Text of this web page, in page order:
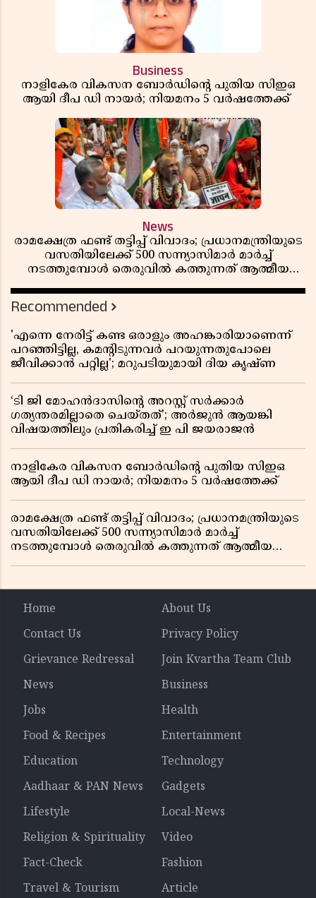
Business
നാളികേര വികസന ബോർഡിൻ്റെ പുതിയ സിഇഒ
ആയി ദീപ ഡി നായർ; നിയമനം 5 വർഷത്തേക്ക് ​​​​​​​
News
രാമക്ഷേത്ര ഫണ്ട് തട്ടിപ്പ് വിവാദം; പ്രധാനമന്ത്രിയുടെ
വസതിയിലേക്ക് 500 സന്ന്യാസിമാർ മാർച്ച്
നടത്തുമ്പോൾ തെരുവിൽ കത്തുന്നത് ആത്മീയ
Recommended
'എന്നെ നേരിട്ട് കണ്ട ഒരാളും അഹങ്കാരിയാണെന്ന്
പറഞ്ഞിട്ടില്ല, കമൻ്റിടുന്നവർ പറയുന്നതുപോലെ
ജീവിക്കാൻ പറ്റില്ല'; മറുപടിയുമായി ദിയ കൃഷ്ണ
‘ടി ജി മോഹൻദാസിൻ്റെ അറസ്റ്റ് സർക്കാർ
ഗത്യന്തരമില്ലാതെ ചെയ്തത്’; അർജുൻ ആയങ്കി
വിഷയത്തിലും പ്രതികരിച്ച് ഇ പി ജയരാജൻ
നാളികേര വികസന ബോർഡിൻ്റെ പുതിയ സിഇഒ
ആയി ദീപ ഡി നായർ; നിയമനം 5 വർഷത്തേക്ക് ​​​​​​​
രാമക്ഷേത്ര ഫണ്ട് തട്ടിപ്പ് വിവാദം; പ്രധാനമന്ത്രിയുടെ
വസതിയിലേക്ക് 500 സന്ന്യാസിമാർ മാർച്ച്
നടത്തുമ്പോൾ തെരുവിൽ കത്തുന്നത് ആത്മീയ
Home
About Us
Contact Us
Privacy Policy
Grievance Redressal
Join Kvartha Team Club
News
Business
Jobs
Health
Food & Recipes
Entertainment
Education
Technology
Aadhaar & PAN News
Gadgets
Lifestyle
Local-News
Religion & Spirituality
Video
Fact-Check
Fashion
Travel & Tourism
Article